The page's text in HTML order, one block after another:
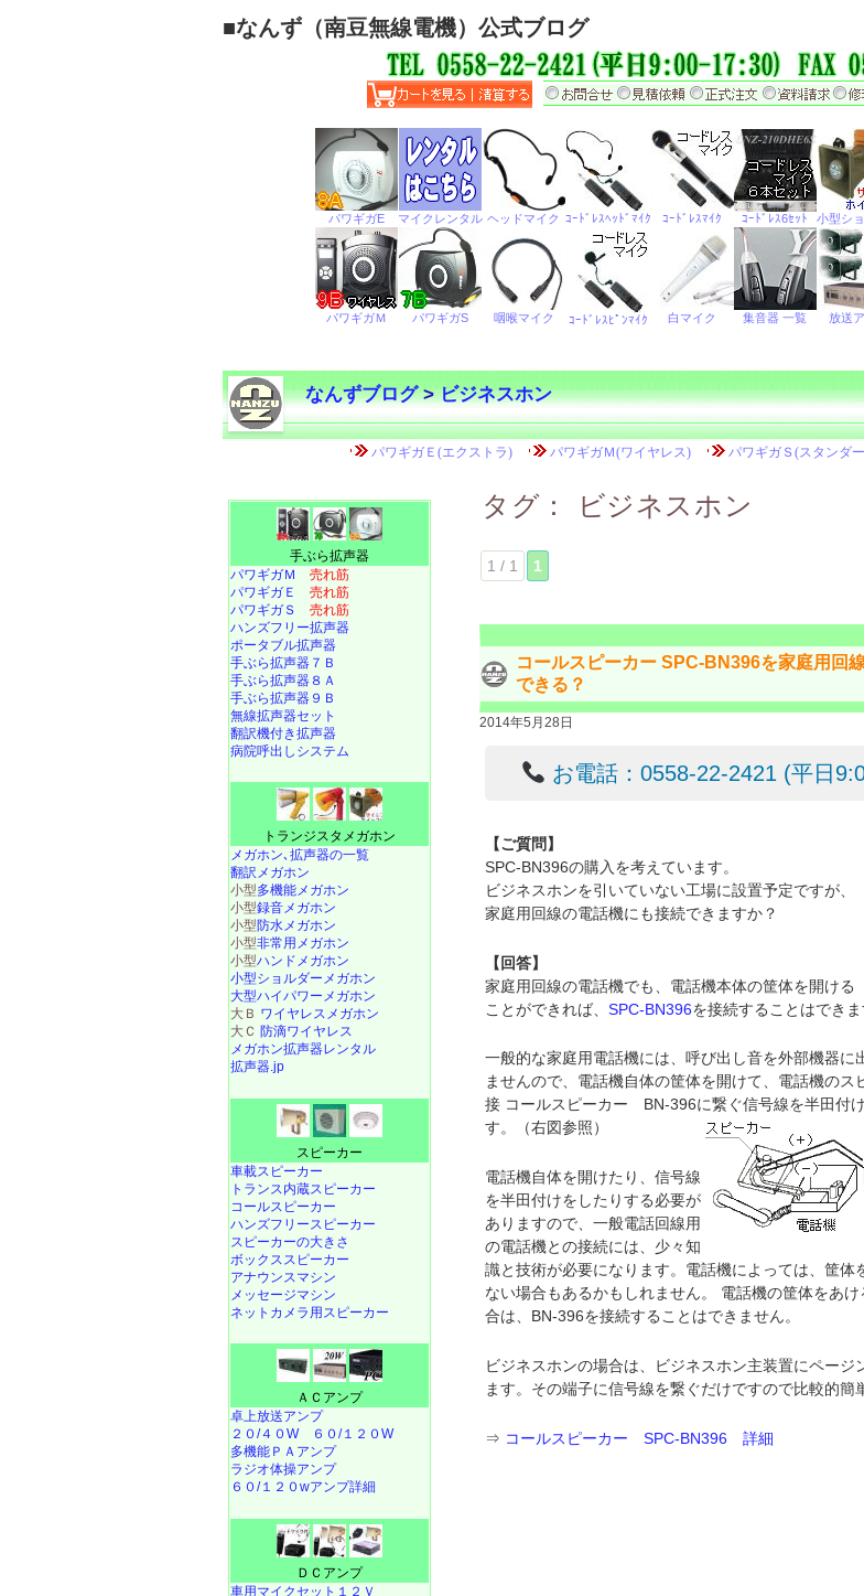
■なんず（南豆無線電機）公式ブログ
なんずブログ>ビジネスホン
タグ： ビジネスホン
1 / 1 1
コールスピーカー SPC-BN396を家庭用回
できる？
2014年5月28日
お電話：0558-22-2421 (平日
【ご質問】
SPC-BN396の購入を考えています。
ビジネスホンを引いていない工場に設置予定ですが、
家庭用回線の電話機にも接続できますか？
【回答】
家庭用回線の電話機でも、電話機本体の筐体を開ける
ことができれば、SPC-BN396を接続することはできま
一般的な家庭用電話機には、呼び出し音を外部機器に
ませんので、電話機自体の筐体を開けて、電話機のス
接 コールスピーカー BN-396に繋ぐ信号線を半田付
す。（右図参照）
電話機自体を開けたり、信号線
を半田付けをしたりする必要が
ありますので、一般電話回線用
の電話機との接続には、少々知
識と技術が必要になります。電話機によっては、筐体
ない場合もあるかもしれません。 電話機の筐体をあ
合は、BN-396を接続することはできません。
ビジネスホンの場合は、ビジネスホン主装置にページ
ます。その端子に信号線を繋ぐだけですので比較的簡
⇒ コールスピーカー SPC-BN396 詳細
手ぶら拡声器
パワギガＭ 売れ筋
パワギガＥ 売れ筋
パワギガＳ 売れ筋
ハンズフリー拡声器
ポータブル拡声器
手ぶら拡声器７Ｂ
手ぶら拡声器８Ａ
手ぶら拡声器９Ｂ
無線拡声器セット
翻訳機付き拡声器
病院呼出しシステム
トランジスタメガホン
メガホン､拡声器の一覧
翻訳メガホン
小型多機能メガホン
小型録音メガホン
小型防水メガホン
小型非常用メガホン
小型ハンドメガホン
小型ショルダーメガホン
大型ハイパワーメガホン
大Ｂ ワイヤレスメガホン
大Ｃ 防滴ワイヤレス
メガホン拡声器レンタル
拡声器.jp
スピーカー
車載スピーカー
トランス内蔵スピーカー
コールスピーカー
ハンズフリースピーカー
スピーカーの大きさ
ボックススピーカー
アナウンスマシン
メッセージマシン
ネットカメラ用スピーカー
ＡＣアンプ
卓上放送アンプ
２０/４０W
６０/１２０W
多機能ＰＡアンプ
ラジオ体操アンプ
６０/１２０wアンプ詳細
ＤＣアンプ
車用マイクセット１２Ｖ